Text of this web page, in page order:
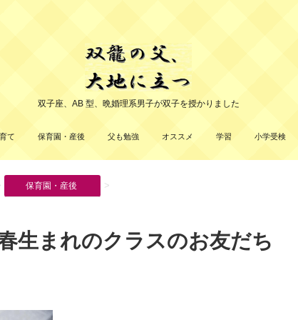
双子座、AB 型、晩婚理系男子が双子を授かりました
て 保育園・産後 父も勉強 オススメ 学習 小学受検
保育園・産後 >
生まれのクラスのお友だち